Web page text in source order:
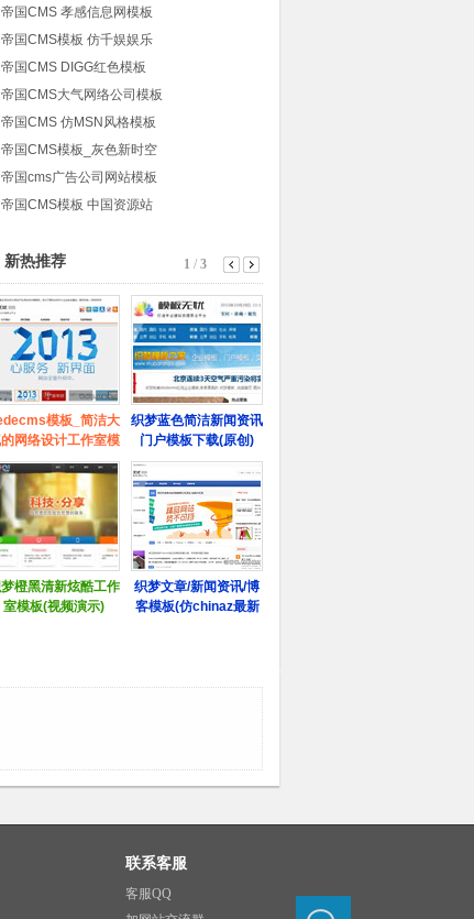
帝国CMS 孝感信息网模板
帝国CMS模板 仿千娱娱乐
帝国CMS DIGG红色模板
帝国CMS大气网络公司模板
帝国CMS 仿MSN风格模板
帝国CMS模板_灰色新时空
帝国cms广告公司网站模板
帝国CMS模板 中国资源站
联系客服
客服QQ